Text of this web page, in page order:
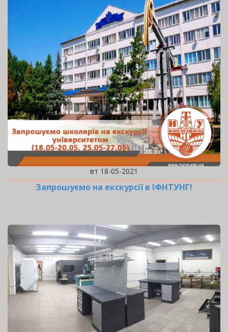
вт 18-05-2021
Запрошуємо на екскурсії в ІФНТУНГ!